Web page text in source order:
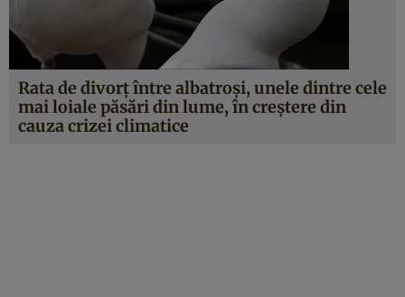
Rata de divorț între albatroși, unele dintre cele
mai loiale păsări din lume, în creștere din
cauza crizei climatice